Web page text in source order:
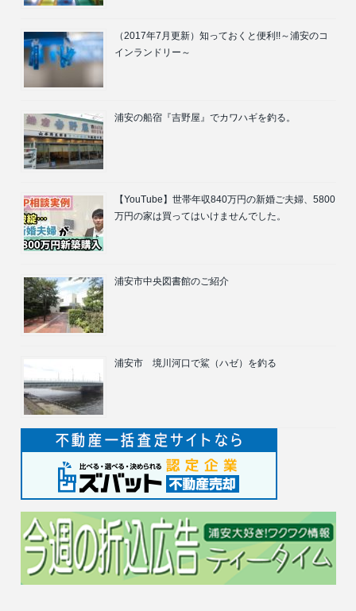
（2017年7月更新）知っておくと便利!!～浦安のコ
インランドリー～
浦安の船宿『吉野屋』でカワハギを釣る。
【YouTube】世帯年収840万円の新婚ご夫婦、5800
万円の家は買ってはいけませんでした。
浦安市中央図書館のご紹介
浦安市 境川河口で鯊（ハゼ）を釣る